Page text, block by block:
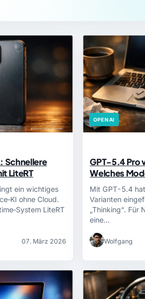
Schnellere
LiteRT
ein wichtiges
ohne Cloud.
LiteRT
07. März 2026
OPENAI
GPT-5.4 Pro
Welches
Mit GPT-5.4
Varianten
„Thinking“. Für
eine…
Wolfgang